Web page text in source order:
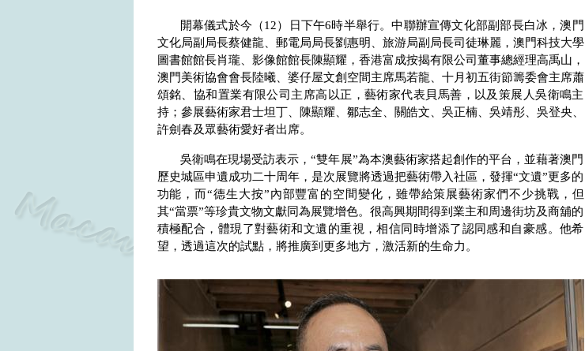
開幕儀式於今（12）日下午6時半舉行。中聯辦宣傳文化部副部長白冰，澳門
文化局副局長蔡健龍、郵電局局長劉惠明、旅游局副局長司徒琳麗，澳門科技大學
圖書館館長肖瓏、影像館館長陳顯耀，香港富成按揭有限公司董事總經理高禹山，
澳門美術協會會長陸曦、婆仔屋文創空間主席馬若龍、十月初五街節籌委會主席蕭
頌銘、協和置業有限公司主席高以正，藝術家代表貝馬善，以及策展人吳衛鳴主
持；參展藝術家君士坦丁、陳顯耀、鄒志全、關皓文、吳正楠、吳靖彤、吳登央、
許劍春及眾藝術愛好者出席。
吳衛鳴在現場受訪表示，“雙年展”為本澳藝術家搭起創作的平台，並藉著澳門
歷史城區申遺成功二十周年，是次展覽將透過把藝術帶入社區，發揮“文遺”更多的
功能，而“德生大按”內部豐富的空間變化，雖帶給策展藝術家們不少挑戰，但
其“當票”等珍貴文物文獻同為展覽增色。很高興期間得到業主和周邊街坊及商舖的
積極配合，體現了對藝術和文遺的重視，相信同時增添了認同感和自豪感。他希
望，透過這次的試點，將推廣到更多地方，激活新的生命力。